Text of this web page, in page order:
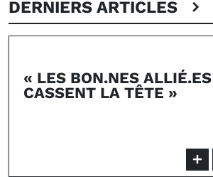
DERNIERS ARTICLES
« LES BON.NES
CASSENT LA TÊTE »